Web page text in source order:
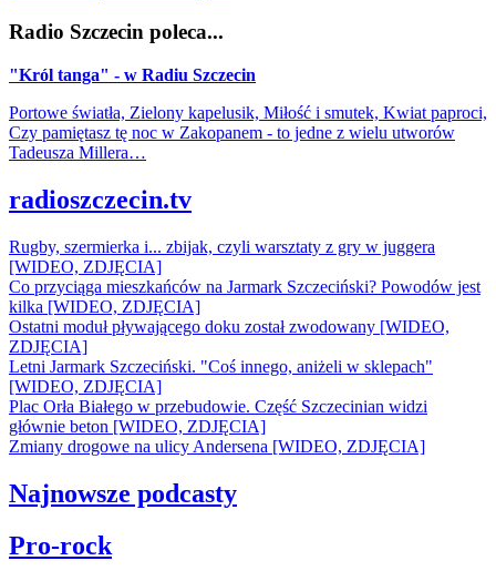
Radio Szczecin poleca...
"Król tanga" - w Radiu Szczecin
Portowe światła, Zielony kapelusik, Miłość i smutek, Kwiat paproci,
Czy pamiętasz tę noc w Zakopanem - to jedne z wielu utworów
Tadeusza Millera…
radioszczecin.tv
Rugby, szermierka i... zbijak, czyli warsztaty z gry w juggera
[WIDEO, ZDJĘCIA]
Co przyciąga mieszkańców na Jarmark Szczeciński? Powodów jest
kilka [WIDEO, ZDJĘCIA]
Ostatni moduł pływającego doku został zwodowany [WIDEO,
ZDJĘCIA]
Letni Jarmark Szczeciński. "Coś innego, aniżeli w sklepach"
[WIDEO, ZDJĘCIA]
Plac Orła Białego w przebudowie. Część Szczecinian widzi
głównie beton [WIDEO, ZDJĘCIA]
Zmiany drogowe na ulicy Andersena [WIDEO, ZDJĘCIA]
Najnowsze podcasty
Pro-rock